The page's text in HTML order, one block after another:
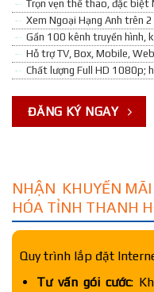
Trọn vẹn thể thao, đặc biệt
Xem Ngoại Hạng Anh trên
Gần 100 kênh truyền hình,
Hỗ trợ TV, Box, Mobile, Web
Chất lượng Full HD 1080p;
ĐĂNG KÝ NGAY
NHẬN KHUYẾN
HÓA TỈNH THANH
Quy trình lắp đặt
Tư vấn gói cước: